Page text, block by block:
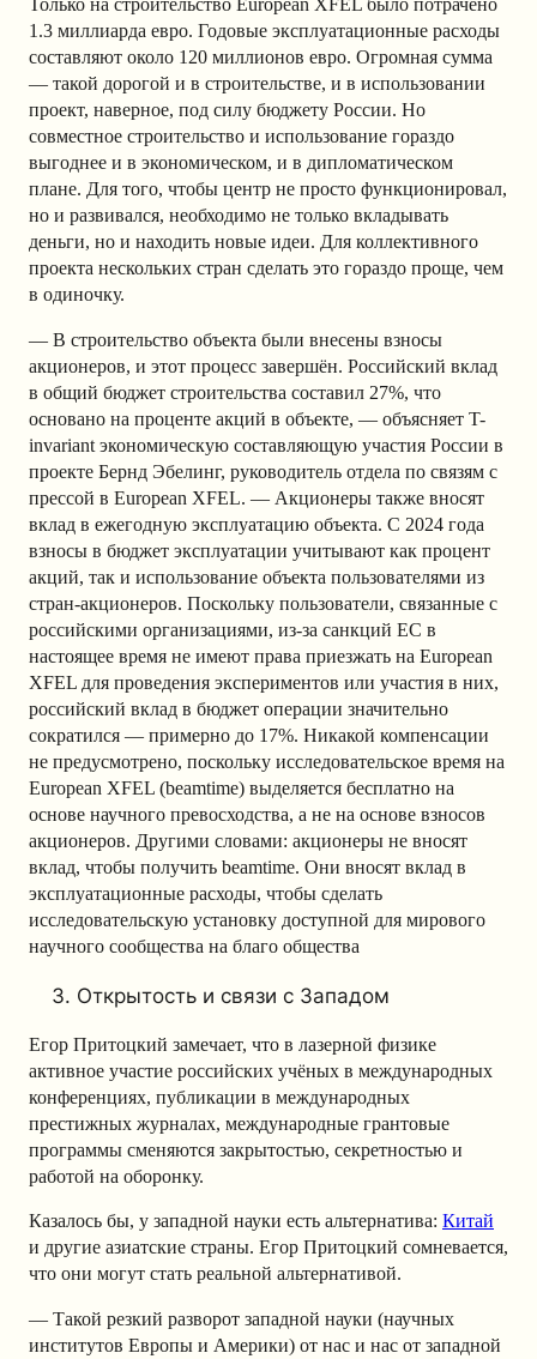
Только на строительство European XFEL было потрачено
1.3 миллиарда евро. Годовые эксплуатационные расходы
составляют около 120 миллионов евро. Огромная сумма
— такой дорогой и в строительстве, и в использовании
проект, наверное, под силу бюджету России. Но
совместное строительство и использование гораздо
выгоднее и в экономическом, и в дипломатическом
плане. Для того, чтобы центр не просто функционировал,
но и развивался, необходимо не только вкладывать
деньги, но и находить новые идеи. Для коллективного
проекта нескольких стран сделать это гораздо проще, чем
в одиночку.
— В строительство объекта были внесены взносы
акционеров, и этот процесс завершён. Российский вклад
в общий бюджет строительства составил 27%, что
основано на проценте акций в объекте, — объясняет T-
invariant экономическую составляющую участия России в
проекте Бернд Эбелинг, руководитель отдела по связям с
прессой в European XFEL. — Акционеры также вносят
вклад в ежегодную эксплуатацию объекта. С 2024 года
взносы в бюджет эксплуатации учитывают как процент
акций, так и использование объекта пользователями из
стран-акционеров. Поскольку пользователи, связанные с
российскими организациями, из-за санкций ЕС в
настоящее время не имеют права приезжать на European
XFEL для проведения экспериментов или участия в них,
российский вклад в бюджет операции значительно
сократился — примерно до 17%. Никакой компенсации
не предусмотрено, поскольку исследовательское время на
European XFEL (beamtime) выделяется бесплатно на
основе научного превосходства, а не на основе взносов
акционеров. Другими словами: акционеры не вносят
вклад, чтобы получить beamtime. Они вносят вклад в
эксплуатационные расходы, чтобы сделать
исследовательскую установку доступной для мирового
научного сообщества на благо общества
Открытость и связи с Западом
Егор Притоцкий замечает, что в лазерной физике
активное участие российских учёных в международных
конференциях, публикации в международных
престижных журналах, международные грантовые
программы сменяются закрытостью, секретностью и
работой на оборонку.
Казалось бы, у западной науки есть альтернатива: Китай
и другие азиатские страны. Егор Притоцкий сомневается,
что они могут стать реальной альтернативой.
— Такой резкий разворот западной науки (научных
институтов Европы и Америки) от нас и нас от западной